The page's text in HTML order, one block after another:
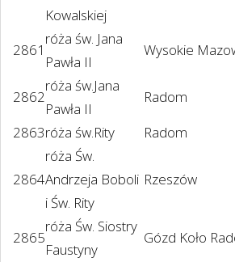
Kowalskiej
2861
róża św. Jana
Pawła II
Wysokie
2862
róża św.Jana
Pawła II
Radom
2863róża św.Rity Radom
2864
róża Św.
Andrzeja Boboli
i Św. Rity
Rzeszów
2865
róża Św. Siostry
Faustyny
Gózd Koło